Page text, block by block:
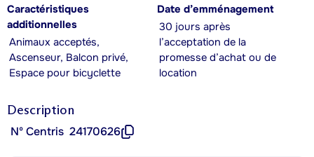
Caractéristiques
additionnelles
Animaux acceptés,
Ascenseur, Balcon privé,
Espace pour bicyclette
Date d’emménagement
30 jours après
l’acceptation de la
promesse d’achat ou de
location
Description
Nº Centris 24170626